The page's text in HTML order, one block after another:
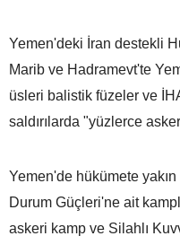
Yemen'deki İran destekli
Marib ve Hadramevt'te
üsleri balistik füzeler ve
saldırılarda "yüzlerce
Yemen'de hükümete
Durum Güçleri'ne ait
askeri kamp ve Silahlı